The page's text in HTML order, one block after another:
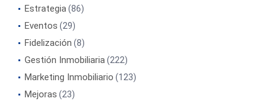
Estrategia(86)
Eventos (29)
Fidelización (8)
Gestión Inmobiliaria(222)
Marketing Inmobiliario (123)
Mejoras (23)